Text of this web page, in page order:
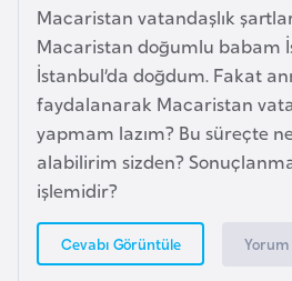
Macaristan vatandaşlık
Macaristan doğumlu babam
İstanbul’da doğdum. Fakat
faydalanarak Macaristan
yapmam lazım? Bu süreçte
alabilirim sizden?
işlemidir?
Cevabı Görüntüle Yorum
e
t
o
n
y
a
i